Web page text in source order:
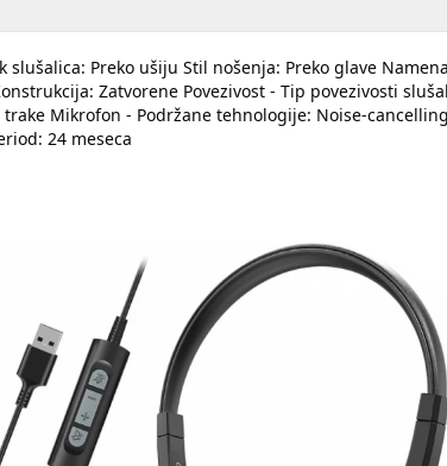
Preko ušiju Stil nošenja: Preko glave
Zatvorene Povezivost - Tip povezivosti
Mikrofon - Podržane tehnologije: Noise-
24 meseca